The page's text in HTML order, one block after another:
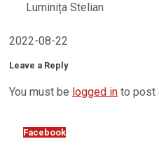
Luminița Stelian
2022-08-22
Leave a Reply
You must be logged in to post
Facebook